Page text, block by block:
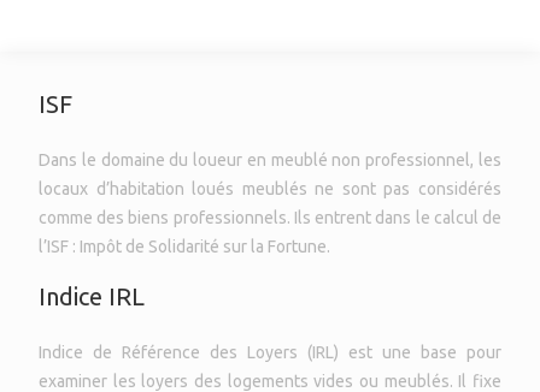
ISF
Dans le domaine du loueur en meublé non professionnel, les
locaux d’habitation loués meublés ne sont pas considérés
comme des biens professionnels. Ils entrent dans le calcul de
l’ISF : Impôt de Solidarité sur la Fortune.
Indice IRL
Indice de Référence des Loyers (IRL) est une base pour
examiner les loyers des logements vides ou meublés. Il fixe